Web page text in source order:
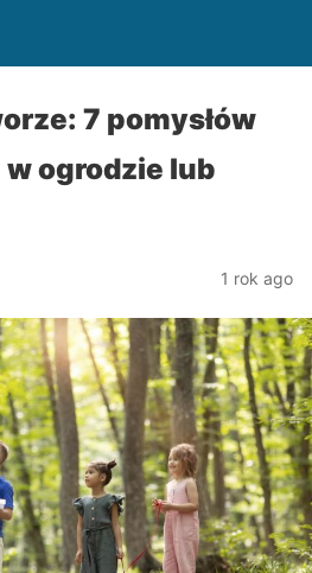
7 pomysłów
ogrodzie lub
1 rok ago